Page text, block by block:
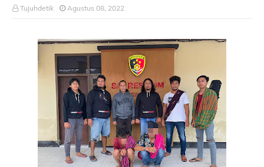
Tujuhdetik Agustus 08, 2022